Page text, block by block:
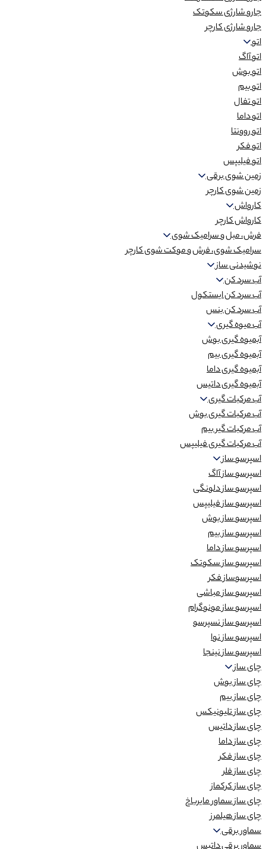
جارو شارژی سکوتک
جارو شارژی کارچر
اتو
اتو آاگ
اتو بوش
اتو بیم
اتو تفال
اتو داما
اتو روونتا
اتو فکر
اتو فیلیپس
زمین شوی برقی
زمین شوی کارچر
کارواش
کارواش کارچر
فرش، مبل و سرامیک شوی
سرامیک شوی، فرش و موکت شوی کارچر
نوشیدنی ساز
آب سرد کن
آب سرد کن ایستکول
آب سرد کن بنس
آب میوه گیری
آبمیوه گیری بوش
آبمیوه گیری بیم
آبمیوه گیری داما
آبمیوه گیری داتیس
آب مرکبات گیری
آب مرکبات گیری بوش
آب مرکبات گیر بیم
آب مرکبات گیری فیلیپس
اسپرسو ساز
اسپرسو ساز آاگ
اسپرسو ساز دلونگی
اسپرسو ساز فیلیپس
اسپرسو ساز بوش
اسپرسو ساز بیم
اسپرسو ساز داما
اسپرسو ساز سکوتک
اسپرسوساز فکر
اسپرسو ساز مباشی
اسپرسو ساز مونوگرام
اسپرسو ساز نسپرسو
اسپرسو ساز نوا
اسپرسو ساز نینجا
چای ساز
چای ساز بوش
چای ساز بیم
چای ساز تلیونیکس
چای ساز داتیس
چای ساز داما
چای ساز فکر
چای ساز فلر
چای ساز کرکماز
چای ساز سماور مایرباخ
چای ساز هیلمرز
سماور برقی